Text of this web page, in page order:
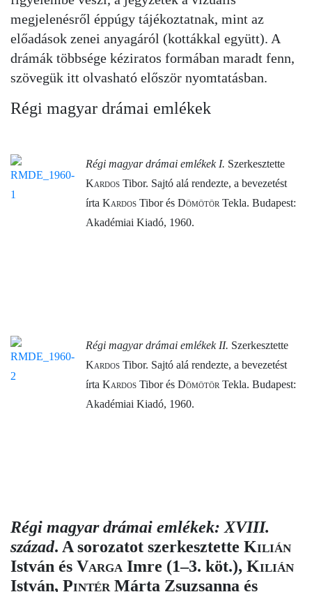
megjelenésről éppúgy tájékoztatnak, mint az
előadások zenei anyagáról (kottákkal együtt). A
drámák többsége kéziratos formában maradt fenn,
szövegük itt olvasható először nyomtatásban.
Régi magyar drámai emlékek
Régi magyar drámai emlékek I. Szerkesztette
Kardos Tibor. Sajtó alá rendezte, a bevezetést
írta Kardos Tibor és Dömötör Tekla. Budapest:
Akadémiai Kiadó, 1960.
Régi magyar drámai emlékek II. Szerkesztette
Kardos Tibor. Sajtó alá rendezte, a bevezetést
írta Kardos Tibor és Dömötör Tekla. Budapest:
Akadémiai Kiadó, 1960.
Régi magyar drámai emlékek: XVIII.
század. A sorozatot szerkesztette Kilián
István és Varga Imre (1–3. köt.), Kilián
István, Pintér Márta Zsuzsanna és